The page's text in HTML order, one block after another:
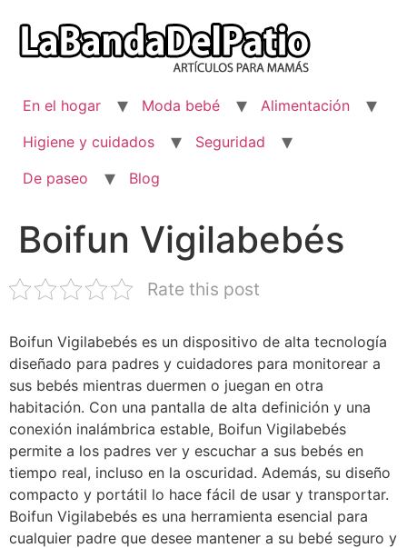
contenido
En el hogar Moda bebé
Alimentación
Higiene y cuidados
Seguridad
De paseo
Blog
Boifun Vigilabebés
Rate this post
Boifun Vigilabebés es un dispositivo de alta tecnología
diseñado para padres y cuidadores para monitorear a
sus bebés mientras duermen o juegan en otra
habitación. Con una pantalla de alta definición y una
conexión inalámbrica estable, Boifun Vigilabebés
permite a los padres ver y escuchar a sus bebés en
tiempo real, incluso en la oscuridad. Además, su diseño
compacto y portátil lo hace fácil de usar y transportar.
Boifun Vigilabebés es una herramienta esencial para
cualquier padre que desee mantener a su bebé seguro y